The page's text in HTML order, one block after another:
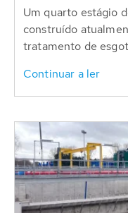
Um quarto estágio
construído
tratamento de
Continuar a ler